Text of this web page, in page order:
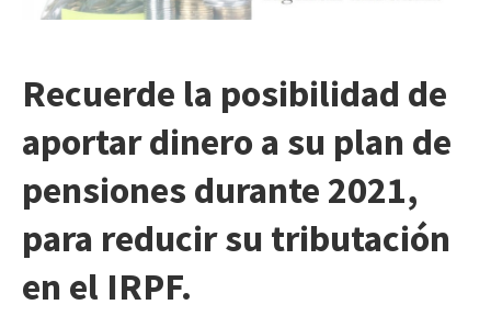
Recuerde la posibilidad de
aportar dinero a su plan de
pensiones durante 2021,
para reducir su tributación
en el IRPF.